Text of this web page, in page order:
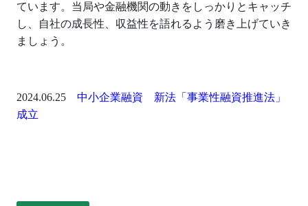
ています。当局や金融機関の動きをしっかりとキャッチ
し、自社の成長性、収益性を語れるよう磨き上げていき
ましょう。
2024.06.25
中小企業融資 新法「事業性融資推進法」
成立